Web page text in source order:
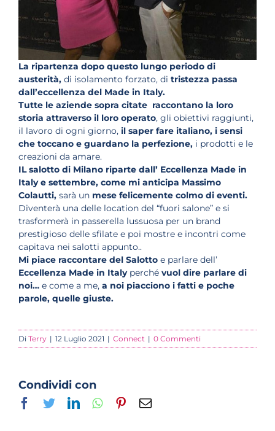
La ripartenza dopo questo lungo periodo di
austerità, di isolamento forzato, di tristezza passa
dall’eccellenza del Made in Italy.
Tutte le aziende sopra citate raccontano la loro
storia attraverso il loro operato, gli obiettivi raggiunti,
il lavoro di ogni giorno, il saper fare italiano, i sensi
che toccano e guardano la perfezione, i prodotti e le
creazioni da amare.
IL salotto di Milano riparte dall’ Eccellenza Made in
Italy e settembre, come mi anticipa Massimo
Colautti, sarà un mese felicemente colmo di eventi.
Diventerà una delle location del “fuori salone” e si
trasformerà in passerella lussuosa per un brand
prestigioso delle sfilate e poi mostre e incontri come
capitava nei salotti appunto..
Mi piace raccontare del Salotto e parlare dell’
Eccellenza Made in Italy perché vuol dire parlare di
noi… e come a me, a noi piacciono i fatti e poche
parole, quelle giuste.
Di Terry | 12 Luglio 2021 | Connect | 0 Commenti
Condividi con
Facebook
TwitterLinkedInWhatsapp
Pinterest
Email